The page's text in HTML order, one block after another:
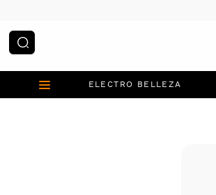
¿Qué estás buscando?
ELECTRO BELLEZA